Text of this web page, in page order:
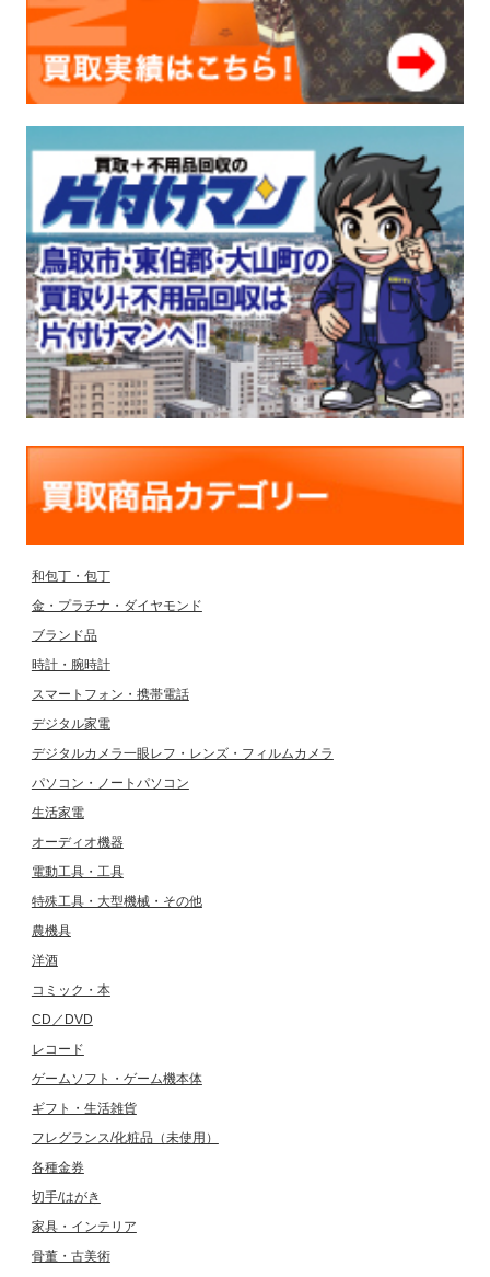
和包丁・包丁
金・プラチナ・ダイヤモンド
ブランド品
時計・腕時計
スマートフォン・携帯電話
デジタル家電
デジタルカメラ一眼レフ・レンズ・フィルムカメラ
パソコン・ノートパソコン
生活家電
オーディオ機器
電動工具・工具
特殊工具・大型機械・その他
農機具
洋酒
コミック・本
CD／DVD
レコード
ゲームソフト・ゲーム機本体
ギフト・生活雑貨
フレグランス/化粧品（未使用）
各種金券
切手/はがき
家具・インテリア
骨董・古美術